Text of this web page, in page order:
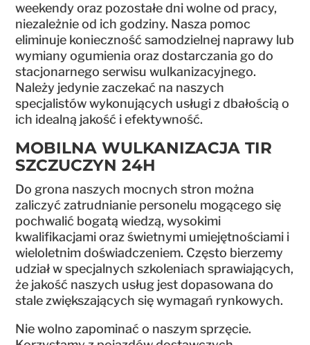
weekendy oraz pozostałe dni wolne od pracy,
niezależnie od ich godziny. Nasza pomoc
eliminuje konieczność samodzielnej naprawy lub
wymiany ogumienia oraz dostarczania go do
stacjonarnego serwisu wulkanizacyjnego.
Należy jedynie zaczekać na naszych
specjalistów wykonujących usługi z dbałością o
ich idealną jakość i efektywność.
MOBILNA WULKANIZACJA TIR
SZCZUCZYN 24H
Do grona naszych mocnych stron można
zaliczyć zatrudnianie personelu mogącego się
pochwalić bogatą wiedzą, wysokimi
kwalifikacjami oraz świetnymi umiejętnościami i
wieloletnim doświadczeniem. Często bierzemy
udział w specjalnych szkoleniach sprawiających,
że jakość naszych usług jest dopasowana do
stale zwiększających się wymagań rynkowych.
Nie wolno zapominać o naszym sprzęcie.